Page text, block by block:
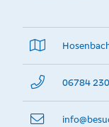
06784